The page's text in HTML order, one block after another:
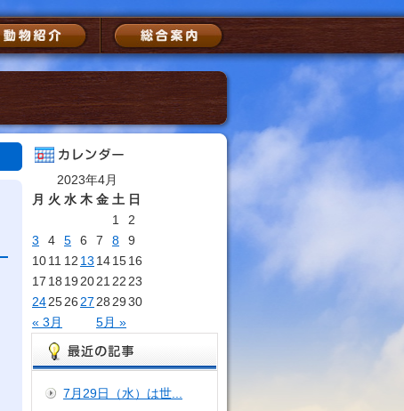
2023年4月
月 火 水 木 金 土 日
« 3月 5月 »
1
2
3
4 5 6 7 8
9
1011 12 13 141516
17 18 19 2021 22 23
242526 27 28 2930
7月29日（水）は世...